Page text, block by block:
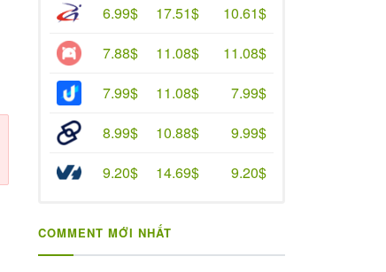
6.99$
17.51$
10.61$
7.88$
11.08$
11.08$
7.99$
11.08$
7.99$
8.99$
10.88$
9.99$
9.20$
14.69$ 9.20$
COMMENT MỚI NHẤT